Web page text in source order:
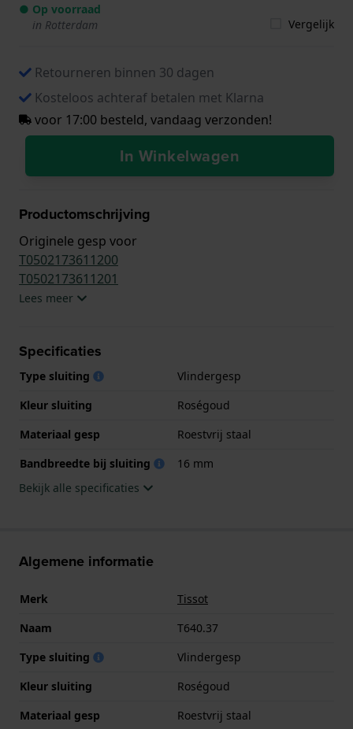
● Op voorraad
in Rotterdam
Vergelijk
Retourneren binnen 30 dagen
Kosteloos achteraf betalen met Klarna
voor 17:00 besteld, vandaag verzonden!
In Winkelwagen
Productomschrijving
Originele gesp voor
T0502173611200
T0502173611201
Lees meer
Specificaties
Type sluiting
Vlindergesp
Kleur sluiting
Roségoud
Materiaal gesp
Roestvrij staal
Bandbreedte bij sluiting
16 mm
Bekijk alle specificaties
Algemene informatie
Merk
Tissot
Naam
T640.37
Type sluiting
Vlindergesp
Kleur sluiting
Roségoud
Materiaal gesp
Roestvrij staal